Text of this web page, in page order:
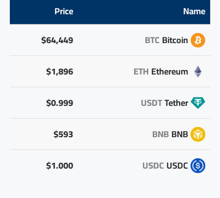
Name
Price
Bitcoin
BTC
$64,449
Ethereum
ETH
$1,896
Tether
USDT
$0.999
BNB
BNB
$593
USDC
USDC
$1.000